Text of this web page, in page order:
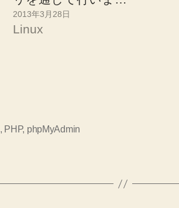
2013年3月28日
Linux
, PHP, phpMyAdmin